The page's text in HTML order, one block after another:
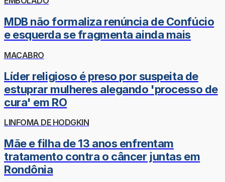
MDB não formaliza renúncia de Confúcio
e esquerda se fragmenta ainda mais
MACABRO
Líder religioso é preso por suspeita de
estuprar mulheres alegando 'processo de
cura' em RO
LINFOMA DE HODGKIN
Mãe e filha de 13 anos enfrentam
tratamento contra o câncer juntas em
Rondônia